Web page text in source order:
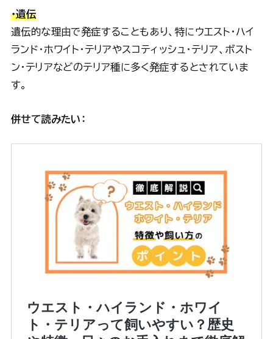
・遺伝
遺伝的な理由で発症することもあり、特にウエスト・ハイ
ランド・ホワイト・テリアやスコティッシュ・テリア、ボスト
ン・テリアなどのテリア種に多く発症するとされていま
す。
併せて読みたい：